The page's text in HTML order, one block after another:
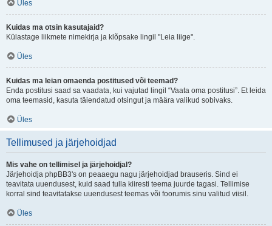
Üles
Kuidas ma otsin kasutajaid?
Külastage liikmete nimekirja ja klõpsake lingil "Leia liige".
Üles
Kuidas ma leian omaenda postitused või teemad?
Enda postitusi saad sa vaadata, kui vajutad lingil “Vaata oma postitusi”. Et leida
oma teemasid, kasuta täiendatud otsingut ja määra valikud sobivaks.
Üles
Tellimused ja järjehoidjad
Mis vahe on tellimisel ja järjehoidjal?
Järjehoidja phpBB3's on peaaegu nagu järjehoidjad brauseris. Sind ei
teavitata uuendusest, kuid saad tulla kiiresti teema juurde tagasi. Tellimise
korral sind teavitatakse uuendusest teemas või foorumis sinu valitud viisil.
Üles